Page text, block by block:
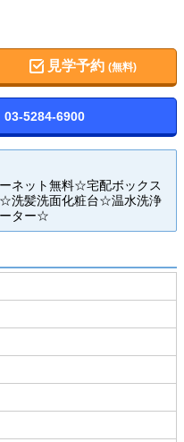
見学予約(無料)
03-5284-6900
ネット無料☆宅配ボックス
洗髪洗面化粧台☆温水洗浄
ター☆